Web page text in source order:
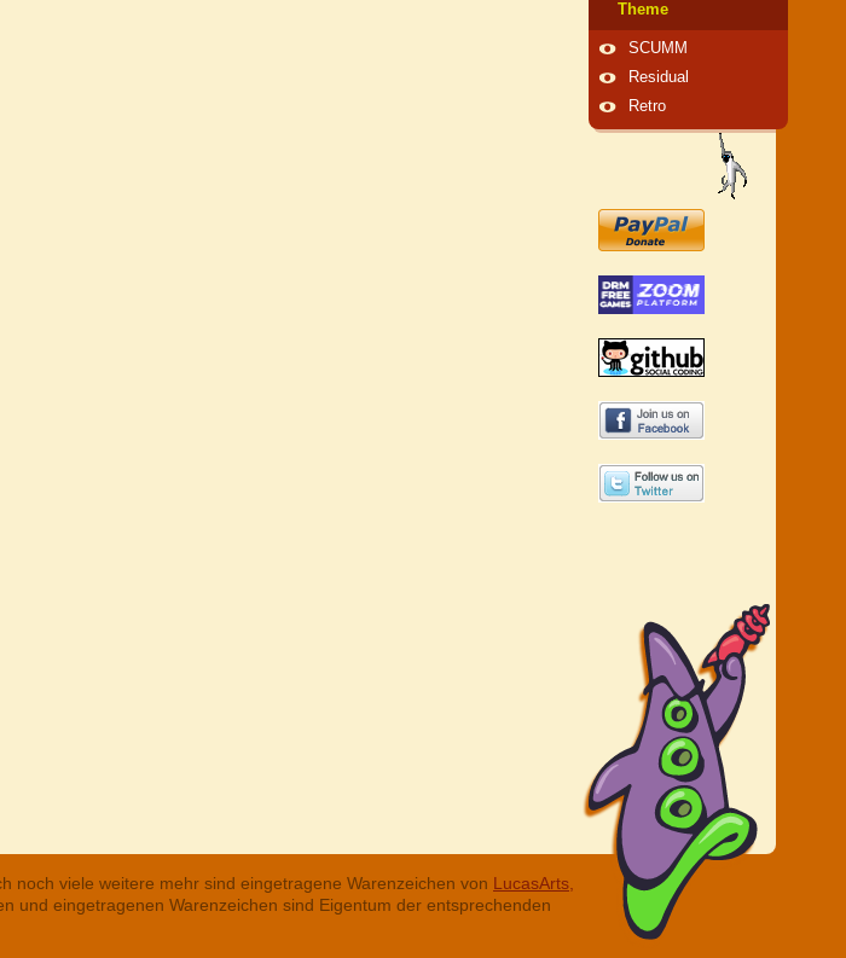
Theme
SCUMM
Residual
Retro
noch viele weitere mehr sind eingetragene Warenzeichen von LucasArts,
und eingetragenen Warenzeichen sind Eigentum der entsprechenden